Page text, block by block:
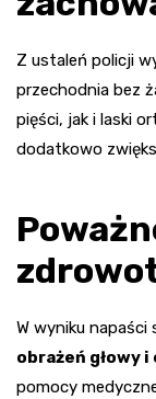
Z ustaleń policji
przechodnia bez
pięści, jak i laski
dodatkowo
W wyniku napaści
obrażeń głowy i
pomocy